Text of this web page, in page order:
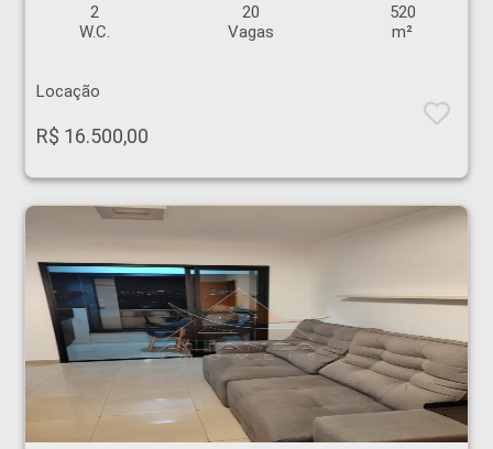
2
W.C.
20
Vagas
520
m²
Locação
R$ 16.500,00
Apartamento - Jardim Nova Aliança - Ribeirão Preto